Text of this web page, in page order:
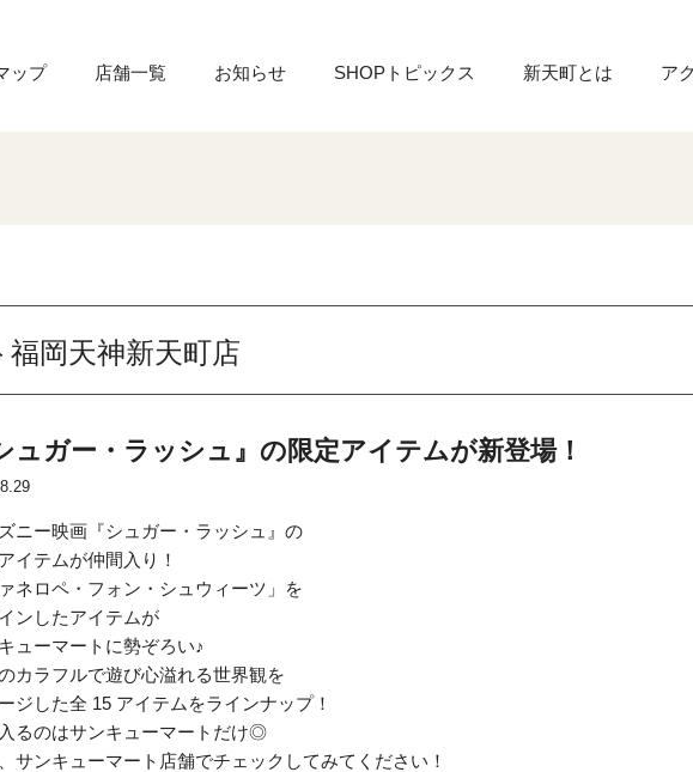
ップ 店舗一覧 お知らせ SHOPトピックス 新天町とは ア
岡天神新天町店
ュガー・ラッシュ』の限定アイテムが新登場！
ニー映画『シュガー・ラッシュ』の
イテムが仲間入り！
ァネロペ・フォン・シュウィーツ」を
ンしたアイテムが
ューマートに勢ぞろい♪
カラフルで遊び心溢れる世界観を
ジした全 15 アイテムをラインナップ！
るのはサンキューマートだけ◎
サンキューマート店舗でチェックしてみてください！